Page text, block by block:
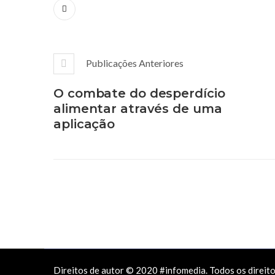
Publicações Anteriores
O combate do desperdício
alimentar através de uma
aplicação
Direitos de autor © 2020 #infomedia. Todos os